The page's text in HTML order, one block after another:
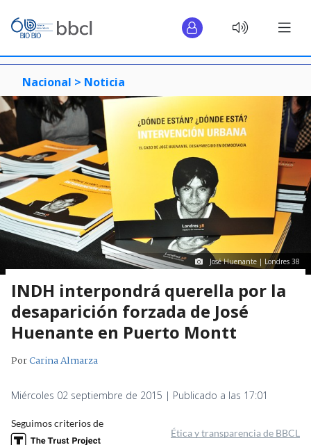
Nacional > Noticia
José Huenante | Londres 38
INDH interpondrá querella por la
desaparición forzada de José
Huenante en Puerto Montt
PorCarina Almarza
Miércoles 02 septiembre de 2015 | Publicado a las 17:01
Seguimos criterios de
Ética y transparencia de BBCL